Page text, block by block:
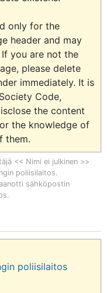
only for the
header and may
you are not the
please delete
immediately. It is
Code,
the content
the knowledge of
<< Nimi ei julkinen >>
poliisilaitos.
sähköpostin
.
poliisilaitos